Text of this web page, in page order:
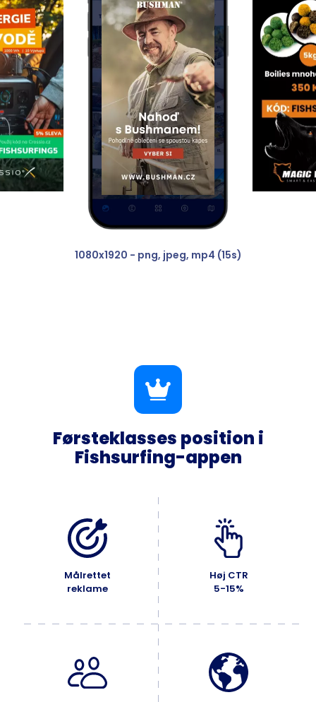
Business
1080x1920 - png, jpeg, mp4 (15s)
Førsteklasses position i
Fishsurfing-appen
Målrettet
reklame
Høj CTR
5-15%